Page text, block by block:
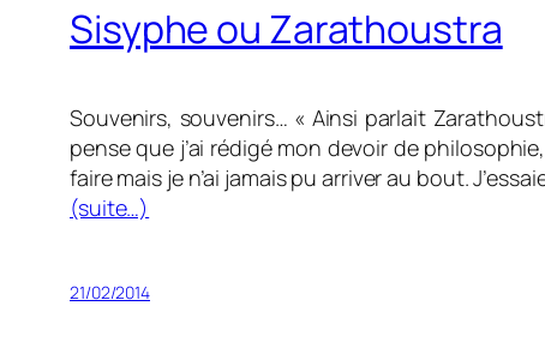
Sisyphe ou Zarathoustra
Souvenirs, souvenirs… « Ainsi parlait
pense que j’ai rédigé mon devoir de
faire mais je n’ai jamais pu arriver au bout.
(suite…)
21/02/2014